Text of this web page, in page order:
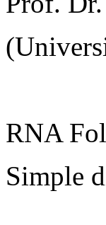
RNA
Simple